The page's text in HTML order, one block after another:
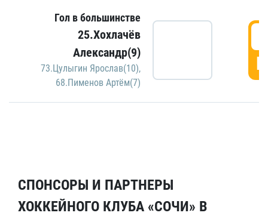
Гол в большинстве
25.Хохлачёв
Александр(9)
73.Цулыгин Ярослав(10),
68.Пименов Артём(7)
СПОНСОРЫ И ПАРТНЕРЫ
ХОККЕЙНОГО КЛУБА «СОЧИ» В